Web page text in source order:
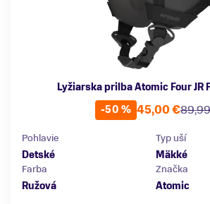
Lyžiarska prilba Atomic Four JR
-50 % 45,00 €
Pohlavie
Detské
Typ uší
Mäkké
Farba
Ružová
Značka
Atomic